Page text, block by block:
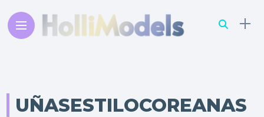
UÑASESTILOCOREANAS